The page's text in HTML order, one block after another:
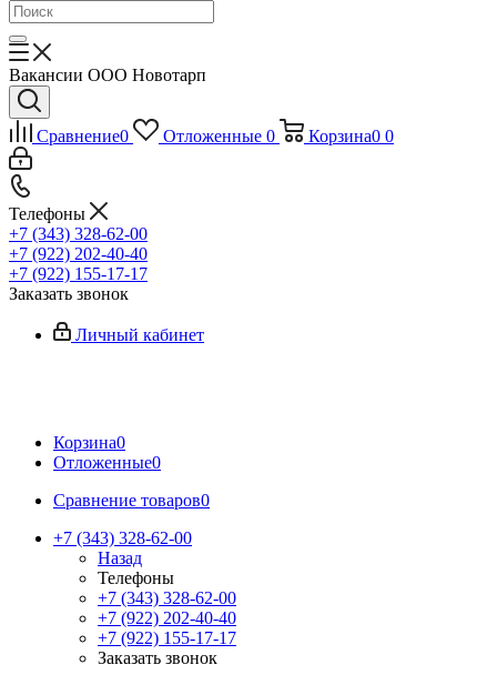
Вакансии ООО Новотарп
Сравнение0 Отложенные 0 Корзина0 0
Телефоны
+7 (343) 328-62-00
+7 (922) 202-40-40
+7 (922) 155-17-17
Заказать звонок
Личный кабинет
Корзина0
Отложенные0
Сравнение товаров0
+7 (343) 328-62-00
Назад
Телефоны
+7 (343) 328-62-00
+7 (922) 202-40-40
+7 (922) 155-17-17
Заказать звонок